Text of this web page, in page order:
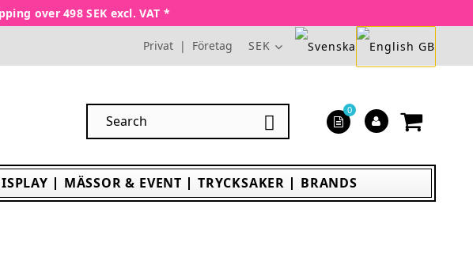
over 498 SEK excl. VAT *
Privat | Företag SEK

0
MÄSSOR & EVENT TRYCKSAKER BRANDS